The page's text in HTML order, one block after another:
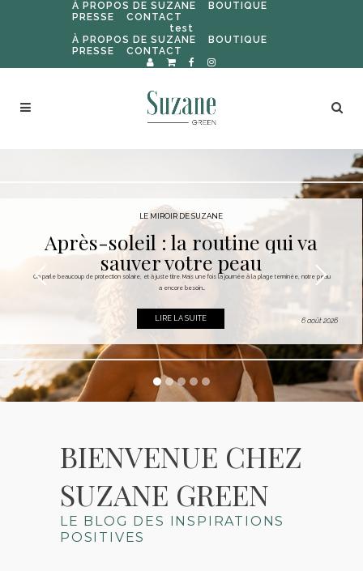
À PROPOS DE SUZANE
BOUTIQUE
PRESSE
CONTACT
test
À PROPOS DE SUZANE
BOUTIQUE
PRESSE
CONTACT
Après-soleil : la routine qui va
sauver votre peau
6 août 2026
On parle beaucoup de protection solaire, et à juste titre. Mais une fois la journée à la plage terminée, notre peau
a encore besoin...
LE MIROIR DE SUZANE
LIRE LA SUITE
BIENVENUE CHEZ
SUZANE GREEN
LE BLOG DES INSPIRATIONS
POSITIVES